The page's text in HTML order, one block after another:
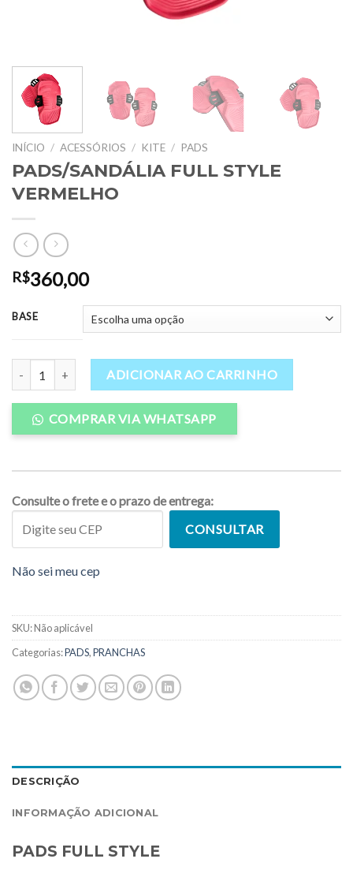
INÍCIO / ACESSÓRIOS / KITE / PADS
PADS/SANDÁLIA FULL STYLE
VERMELHO
R$360,00
BASE
PADS/SANDÁLIA FULL STYLE VERMELHO quantidade
ADICIONAR AO CARRINHO
COMPRAR VIA WHATSAPP
Consulte o frete e o prazo de entrega:
CONSULTAR
Não sei meu cep
SKU:Não aplicável
Categorias:PADS,PRANCHAS
DESCRIÇÃO
INFORMAÇÃO ADICIONAL
PADS FULL STYLE